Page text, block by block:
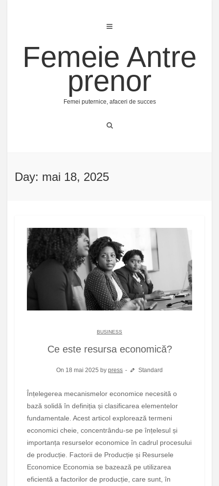
Femeie Antre
prenor
Femei puternice, afaceri de succes
Day: mai 18, 2025
BUSINESS
Ce este resursa economică?
On 18 mai 2025 bypress Standard
Înțelegerea mecanismelor economice necesită o
bază solidă în definiția și clasificarea elementelor
fundamentale. Acest articol explorează termeni
economici cheie, concentrându-se pe înțelesul și
importanța resurselor economice în cadrul procesului
de producție. Factorii de Producție și Resursele
Economice Economia se bazează pe utilizarea
eficientă a factorilor de producție, care sunt, în